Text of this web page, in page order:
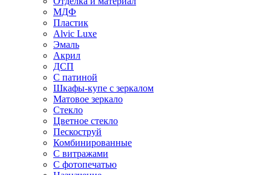
МДФ
Пластик
Alvic Luxe
Эмаль
Акрил
ДСП
С патиной
Шкафы-купе с зеркалом
Матовое зеркало
Стекло
Цветное стекло
Пескоструй
Комбинированные
С витражами
С фотопечатью